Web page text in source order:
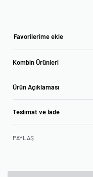
Favorilerime ekle
Kombin Ürünleri
Ürün Açıklaması
Teslimat ve İade
PAYLAŞ